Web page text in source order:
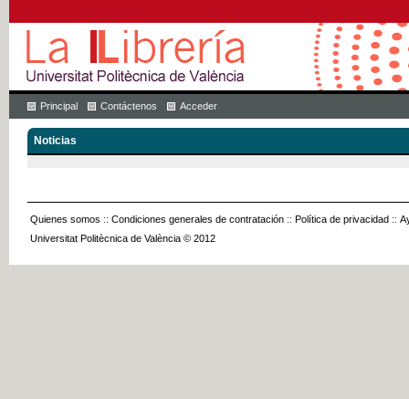
Principal Contáctenos Acceder
Noticias
Quienes somos :: Condiciones generales de contratación :: Política de privacidad ::
Universitat Politècnica de València © 2012